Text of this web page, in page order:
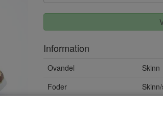
Information
Ovandel
Skinn
Foder